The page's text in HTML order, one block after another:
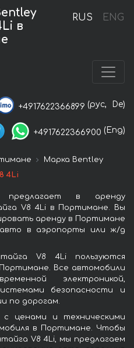
RUS ENG
в
+4917622366899 (рус, De)
+4917622366900 (Eng)
Марка Bentley
4Li
предлагает в аренду
V8 4Li в Портимане. Вы
аренду в Портимане
в аэропорты или ж/д
V8 4Li пользуются
Все автомобили
электроникой,
безопасности и
по дорогам.
ценами и техническими
в Портимане. Чтобы
V8 4Li, мы предлагаем